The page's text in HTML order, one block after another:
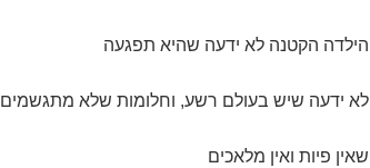
הילדה הקטנה לא ידעה שהיא תפגעה
לא ידעה שיש בעולם רשע, וחלומות שלא מתגשמים
שאין פיות ואין מלאכים